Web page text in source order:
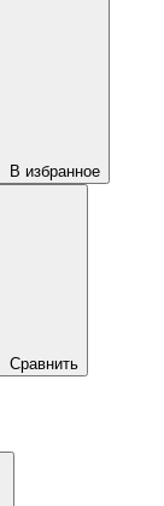
В избранное
Сравнить